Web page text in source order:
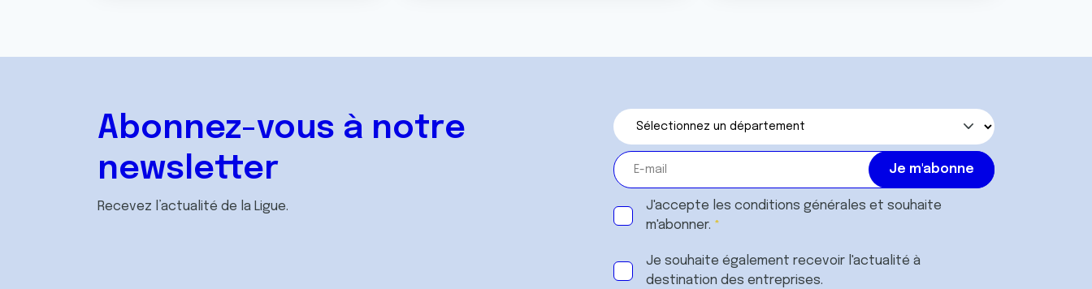
Abonnez-vous à notre
newsletter
Recevez l’actualité de la Ligue. J'accepte les conditions générales et souhaite
m'abonner.
Je souhaite également recevoir l'actualité à
destination des entreprises.